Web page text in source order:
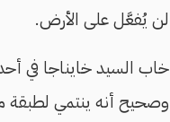
لن يُفعَّل على الأرض.
خاب السيد خايناجا في
وصحيح أنه ينتمي لطبقة